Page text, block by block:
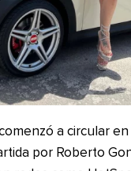
a circular
por Roberto